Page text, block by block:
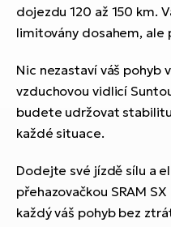
dojezdu 120 až 150 km.
limitovány dosahem, ale
Nic nezastaví váš pohyb
vzduchovou vidlicí
budete udržovat
každé situace.
Dodejte své jízdě sílu a
přehazovačkou SRAM
každý váš pohyb bez